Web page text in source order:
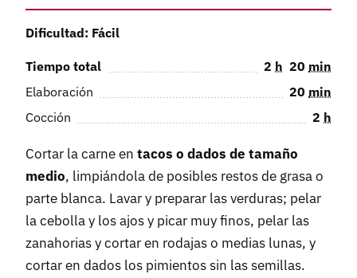
Dificultad: Fácil
Tiempo total 2 h 20 min
Elaboración
20 min
Cocción
2 h
Cortar la carne en tacos o dados de tamaño
medio, limpiándola de posibles restos de grasa o
parte blanca. Lavar y preparar las verduras; pelar
la cebolla y los ajos y picar muy finos, pelar las
zanahorias y cortar en rodajas o medias lunas, y
cortar en dados los pimientos sin las semillas.